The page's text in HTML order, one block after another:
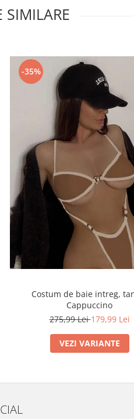
SIMILARE
-35%
Costum de baie intreg,
Cappuccino
275,99 Lei179,99 Lei
VEZI VARIANTE